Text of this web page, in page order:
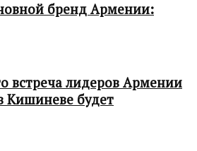
бренд Армении:
встреча лидеров Армении
Кишиневе будет